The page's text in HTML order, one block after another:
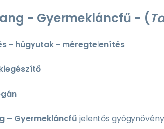
- Gyermekláncfű - (
- húgyutak - méregtelenítés
– Gyermekláncfű jelentős